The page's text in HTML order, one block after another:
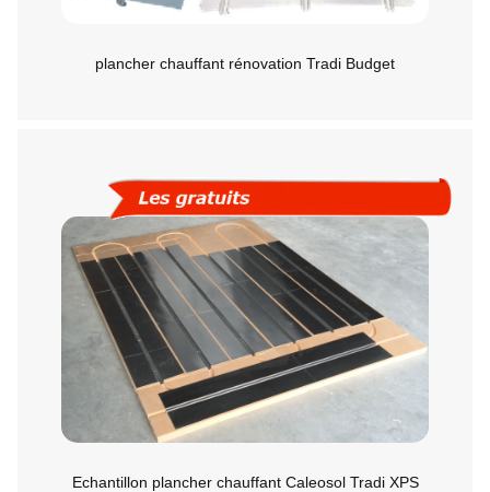
plancher chauffant rénovation Tradi Budget
Echantillon plancher chauffant Caleosol Tradi XPS